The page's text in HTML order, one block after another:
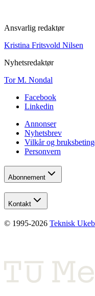
Ansvarlig redaktør
Kristina Fritsvold Nilsen
Nyhetsredaktør
Tor M. Nondal
Facebook
Linkedin
Annonser
Nyhetsbrev
Vilkår og
Personvern
Abonnement
Kontakt
© 1995-2026 Teknisk